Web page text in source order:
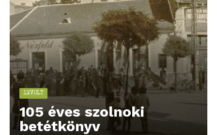
blogSZOLNOK
szubjektív élményportál
1XVOLT
105 éves szolnoki
betétkönyv